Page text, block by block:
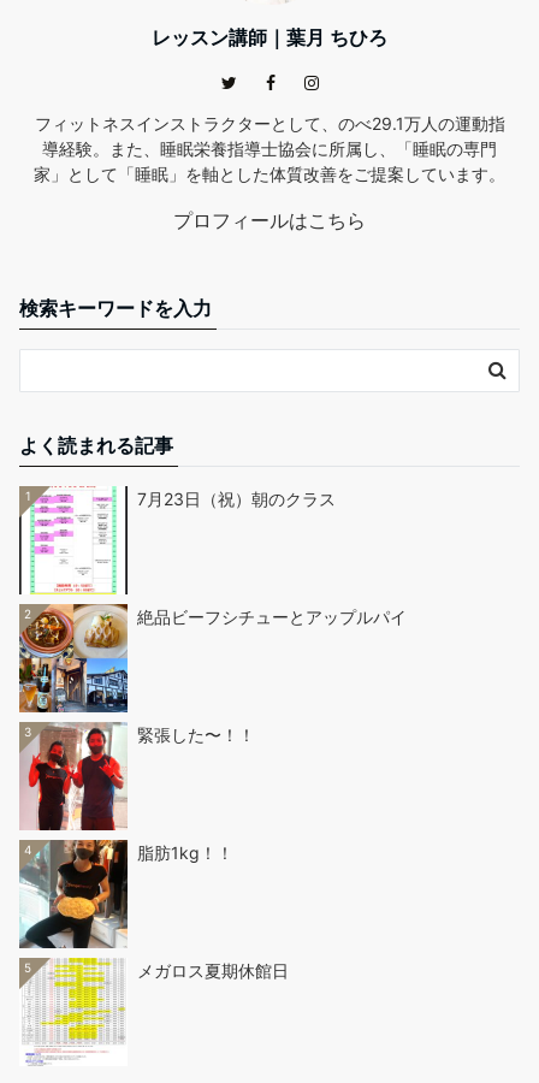
レッスン講師｜葉月 ちひろ
フィットネスインストラクターとして、のべ29.1万人の運動指
導経験。また、睡眠栄養指導士協会に所属し、「睡眠の専門
家」として「睡眠」を軸とした体質改善をご提案しています。
プロフィールはこちら
検索キーワードを入力
よく読まれる記事
1 7月23日（祝）朝のクラス
2 絶品ビーフシチューとアップルパイ
3 緊張した〜！！
4 脂肪1kg！！
5 メガロス夏期休館日